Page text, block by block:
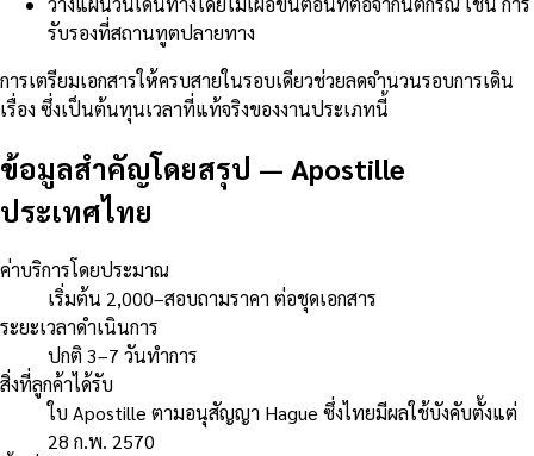
รับรองที่สถานทูตปลายทาง
การเตรียมเอกสารให้ครบสายในรอบเดียวช่วยลดจำนวนรอบการเดิน
เรื่อง ซึ่งเป็นต้นทุนเวลาที่แท้จริงของงานประเภทนี้
ข้อมูลสำคัญโดยสรุป — Apostille
ประเทศไทย
ค่าบริการโดยประมาณ
เริ่มต้น 2,000–สอบถามราคา ต่อชุดเอกสาร
ระยะเวลาดำเนินการ
ปกติ 3–7 วันทำการ
สิ่งที่ลูกค้าได้รับ
ใบ Apostille ตามอนุสัญญา Hague ซึ่งไทยมีผลใช้บังคับตั้งแต่
28 ก.พ. 2570